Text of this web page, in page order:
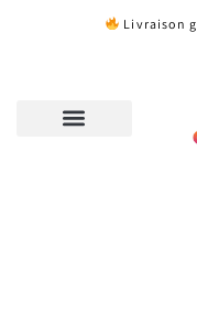
Livraison